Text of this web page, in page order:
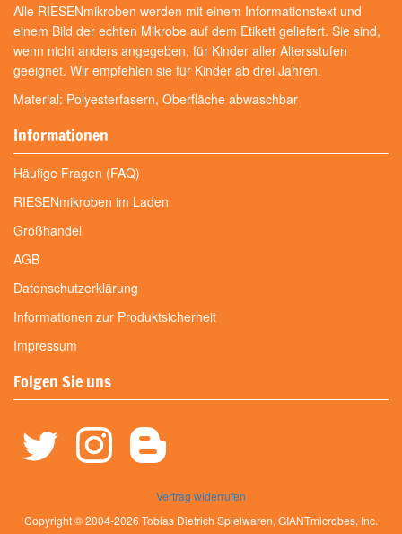
Alle RIESENmikroben werden mit einem Informationstext und
einem Bild der echten Mikrobe auf dem Etikett geliefert. Sie sind,
wenn nicht anders angegeben, für Kinder aller Altersstufen
geeignet. Wir empfehlen sie für Kinder ab drei Jahren.
Material: Polyesterfasern, Oberfläche abwaschbar
Informationen
Häufige Fragen (FAQ)
RIESENmikroben im Laden
Großhandel
AGB
Datenschutzerklärung
Informationen zur Produktsicherheit
Impressum
Folgen Sie uns
Vertrag widerrufen
Copyright © 2004-2026 Tobias Dietrich Spielwaren, GIANTmicrobes, Inc.